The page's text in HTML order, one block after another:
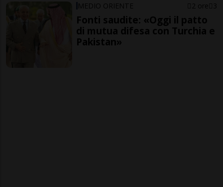
MEDIO ORIENTE 2 ore 3
Fonti saudite: «Oggi il patto
di mutua difesa con Turchia e
Pakistan»